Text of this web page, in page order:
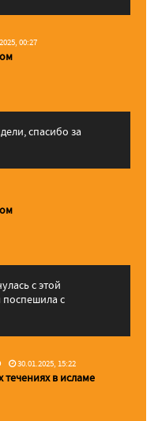
00:27
спасибо за
с этой
с
30.01.2025, 15:22
в исламе